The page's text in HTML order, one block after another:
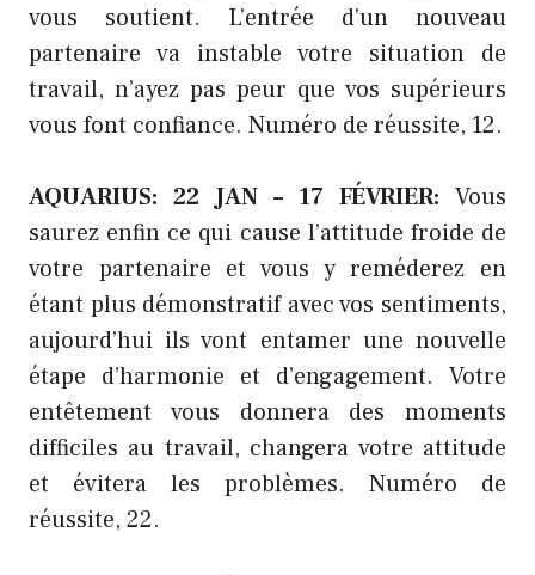
vous soutient. L’entrée d’un nouveau
partenaire va instable votre situation de
travail, n’ayez pas peur que vos supérieurs
vous font confiance. Numéro de réussite, 12.
AQUARIUS: 22 JAN – 17 FÉVRIER: Vous
saurez enfin ce qui cause l’attitude froide de
votre partenaire et vous y reméderez en
étant plus démonstratif avec vos sentiments,
aujourd’hui ils vont entamer une nouvelle
étape d’harmonie et d’engagement. Votre
entêtement vous donnera des moments
difficiles au travail, changera votre attitude
et évitera les problèmes. Numéro de
réussite, 22.